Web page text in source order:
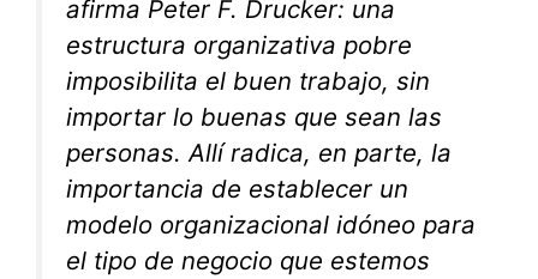
afirma Peter F. Drucker: una
estructura organizativa pobre
imposibilita el buen trabajo, sin
importar lo buenas que sean las
personas. Allí radica, en parte, la
importancia de establecer un
modelo organizacional idóneo para
el tipo de negocio que estemos